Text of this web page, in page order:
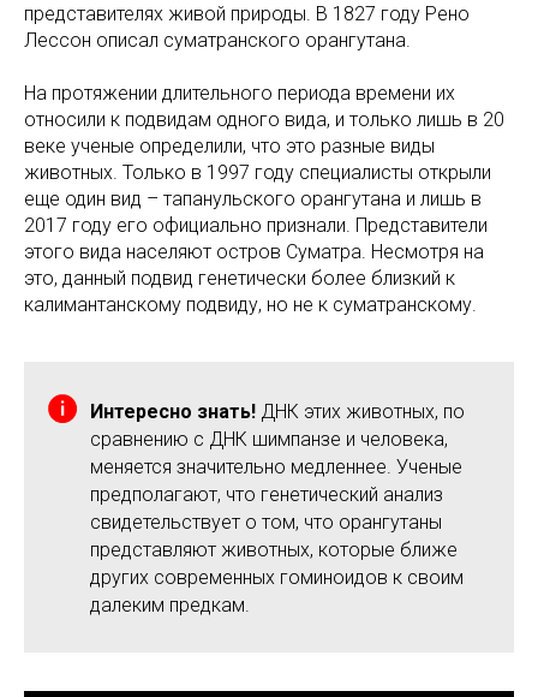
представителях живой природы. В 1827 году Рено
Лессон описал суматранского орангутана.
На протяжении длительного периода времени их
относили к подвидам одного вида, и только лишь в 20
веке ученые определили, что это разные виды
животных. Только в 1997 году специалисты открыли
еще один вид – тапанульского орангутана и лишь в
2017 году его официально признали. Представители
этого вида населяют остров Суматра. Несмотря на
это, данный подвид генетически более близкий к
калимантанскому подвиду, но не к суматранскому.
Интересно знать! ДНК этих животных, по
сравнению с ДНК шимпанзе и человека,
меняется значительно медленнее. Ученые
предполагают, что генетический анализ
свидетельствует о том, что орангутаны
представляют животных, которые ближе
других современных гоминоидов к своим
далеким предкам.